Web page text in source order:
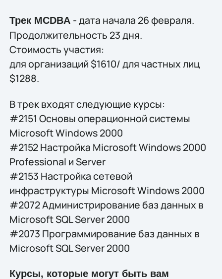
Трек MCDBA - дата начала 26 февраля.
Продолжительность 23 дня.
Стоимость участия:
для организаций $1610/ для частных лиц
$1288.
В трек входят следующие курсы:
#2151 Основы операционной системы
Microsoft Windows 2000
#2152 Настройка Microsoft Windows 2000
Professional и Server
#2153 Настройка сетевой
инфраструктуры Microsoft Windows 2000
#2072 Администрирование баз данных в
Microsoft SQL Server 2000
#2073 Программирование баз данных в
Microsoft SQL Server 2000
Курсы, которые могут быть вам